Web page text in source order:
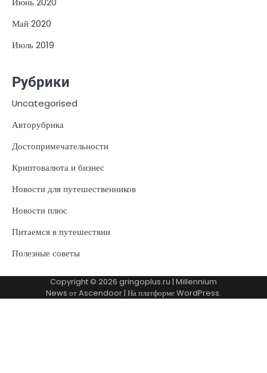
Май 2020
Июль 2019
Рубрики
Uncategorised
Авторубрика
Достопримечательности
Криптовалюта и бизнес
Новости для путешественников
Новости плюс
Питаемся в путешествии
Полезные советы
Copyright © 2026 gringoplus.ru | Millennium
News отAscendoor| На платформеWordPress.